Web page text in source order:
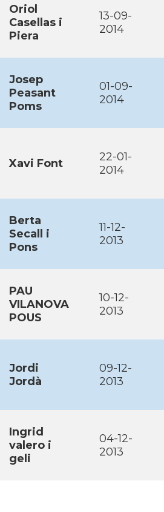
Oriol
Casellas i
Piera
13-09-
2014
Josep
Peasant
Poms
01-09-
2014
Xavi Font
22-01-
2014
Berta
Secall i
Pons
11-12-
2013
PAU
VILANOVA
POUS
10-12-
2013
Jordi
Jordà
09-12-
2013
Ingrid
valero i
geli
04-12-
2013